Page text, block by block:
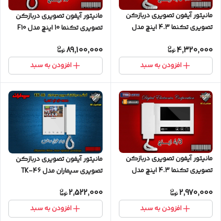
مانیتور آیفون تصویری دربازکن
تصویری تکنما 4.3 اینچ مدل
4,320,000
افزودن به سبد
مانیتور آیفون تصویری دربازکن
تصویری تکنما 10 اینچ مدل F10
89,100,000
افزودن به سبد
مانیتور آیفون تصویری دربازکن
تصویری تکنما 4.3 اینچ مدل
2,970,000
افزودن به سبد
مانیتور آیفون تصویری دربازکن
تصویری سیماران مدل TK-46
2,522,000
افزودن به سبد